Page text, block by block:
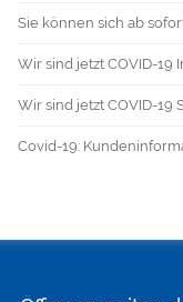
Sie können sich ab
Wir sind jetzt COVID-19
Wir sind jetzt COVID-19
Covid-19: